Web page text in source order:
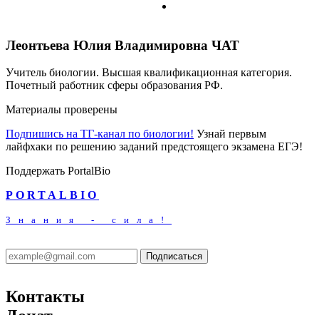
Леонтьева Юлия Владимировна ЧАТ
Учитель биологии. Высшая квалификационная категория.
Почетный работник сферы образования РФ.
Материалы проверены
Подпишись на ТГ-канал по биологии! Узнай первым
лайфхаки по решению заданий предстоящего экзамена ЕГЭ!
Поддержать PortalBio
PORTALBIO
Знания - сила!
Подписаться
Контакты